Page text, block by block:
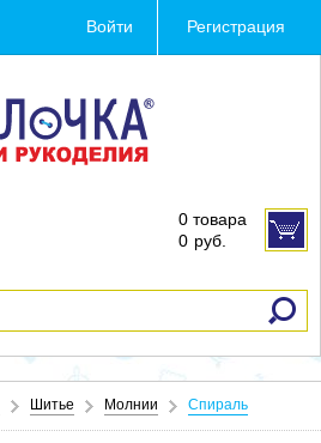
Войти Регистрация
0 товара
0 руб.
Шитье Молнии Спираль